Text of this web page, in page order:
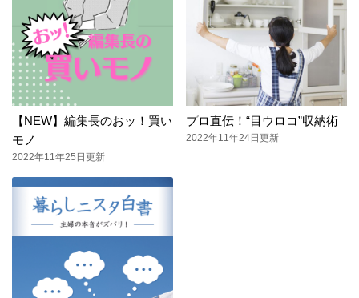
【NEW】編集長のおッ！買い
モノ
2022年11年25日更新
プロ直伝！“目ウロコ”収納術
2022年11年24日更新